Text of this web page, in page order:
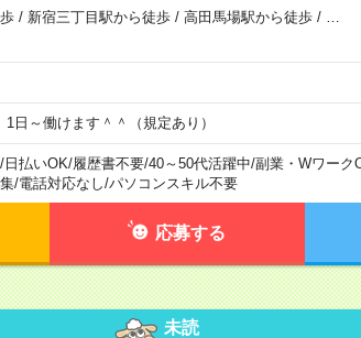
/ 新宿三丁目駅から徒歩/ 高田馬場駅から徒歩/
日～働けます＾＾（規定あり）
/日払いOK/履歴書不要/40～50代活躍中/副業・Wワーク
/電話対応なし/パソコンスキル不要
応募する
未読